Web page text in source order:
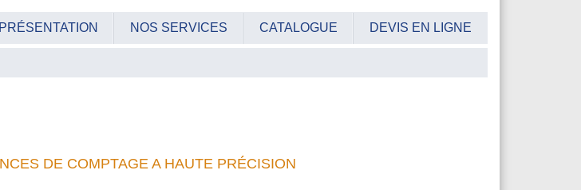
PRÉSENTATION NOS SERVICES CATALOGUE DEVIS EN LIGNE
DE COMPTAGE A HAUTE PRÉCISION